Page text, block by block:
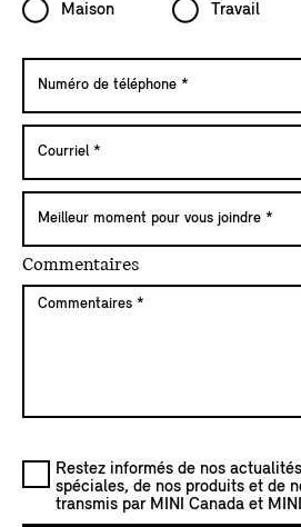
Maison Travail
Commentaires
Restez informés de nos
spéciales, de nos produits et de
transmis par MINI Canada et